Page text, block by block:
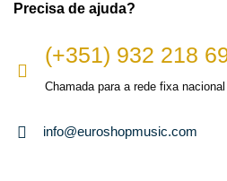
Precisa de ajuda?
(+351) 932 218
Chamada para a rede fixa nacional
info@euroshopmusic.com